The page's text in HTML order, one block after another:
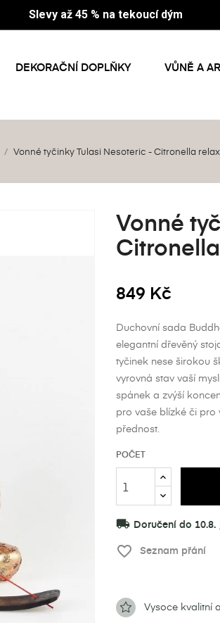
Slevy až 45 % na tekoucí dým
DEKORAČNÍ DOPLŇKY
VŮNĚ A
Vonné tyčinky Tulasi Nesoteric - Citronella
Vonné
849 Kč
Duchovní sada
elegantní dřevěný
tyčinek nese širokou
vyrovná stav vaší
spánek a zvýší
pro vaše blízké či pro
přednost.
POČET
local_shipping Doručení do 10.8.
favorite_border Seznam přání
Vysoce kvalitní